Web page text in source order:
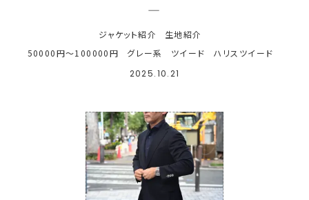
―
ジャケット紹介
生地紹介
50000円～100000円
グレー系 ツイード
ハリスツイード
2025.10.21